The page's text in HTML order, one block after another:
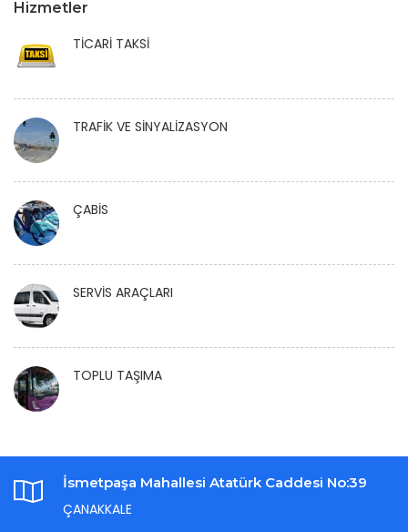
Hizmetler
TİCARİ TAKSİ
TRAFİK VE SİNYALİZASYON
ÇABİS
SERVİS ARAÇLARI
TOPLU TAŞIMA
İsmetpaşa Mahallesi Atatürk Caddesi No:39
ÇANAKKALE